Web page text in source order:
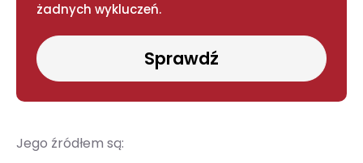
żadnych wykluczeń.
Sprawdź
Jego źródłem są: